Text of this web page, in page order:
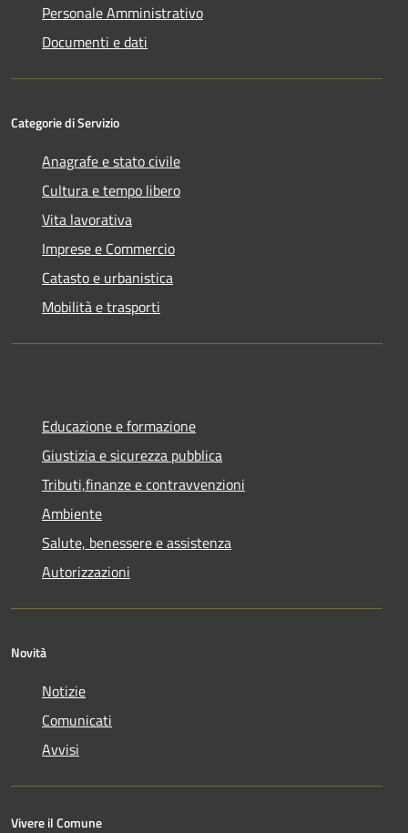
Personale Amministrativo
Documenti e dati
Categorie di Servizio
Anagrafe e stato civile
Cultura e tempo libero
Vita lavorativa
Imprese e Commercio
Catasto e urbanistica
Mobilità e trasporti
Educazione e formazione
Giustizia e sicurezza pubblica
Tributi,finanze e contravvenzioni
Ambiente
Salute, benessere e assistenza
Autorizzazioni
Novità
Notizie
Comunicati
Avvisi
Vivere il Comune